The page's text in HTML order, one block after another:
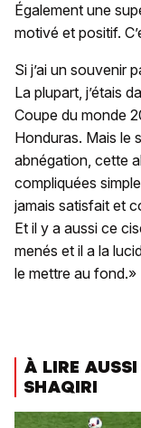
Également une
motivé et positif.
Si j’ai un souvenir
La plupart, j’étais
Coupe du monde
Honduras. Mais le
abnégation, cette
compliquées
jamais satisfait et
Et il y a aussi ce
menés et il a la
le mettre au fond.»
À LIRE
SHAQIRI